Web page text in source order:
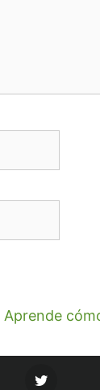
Aprende